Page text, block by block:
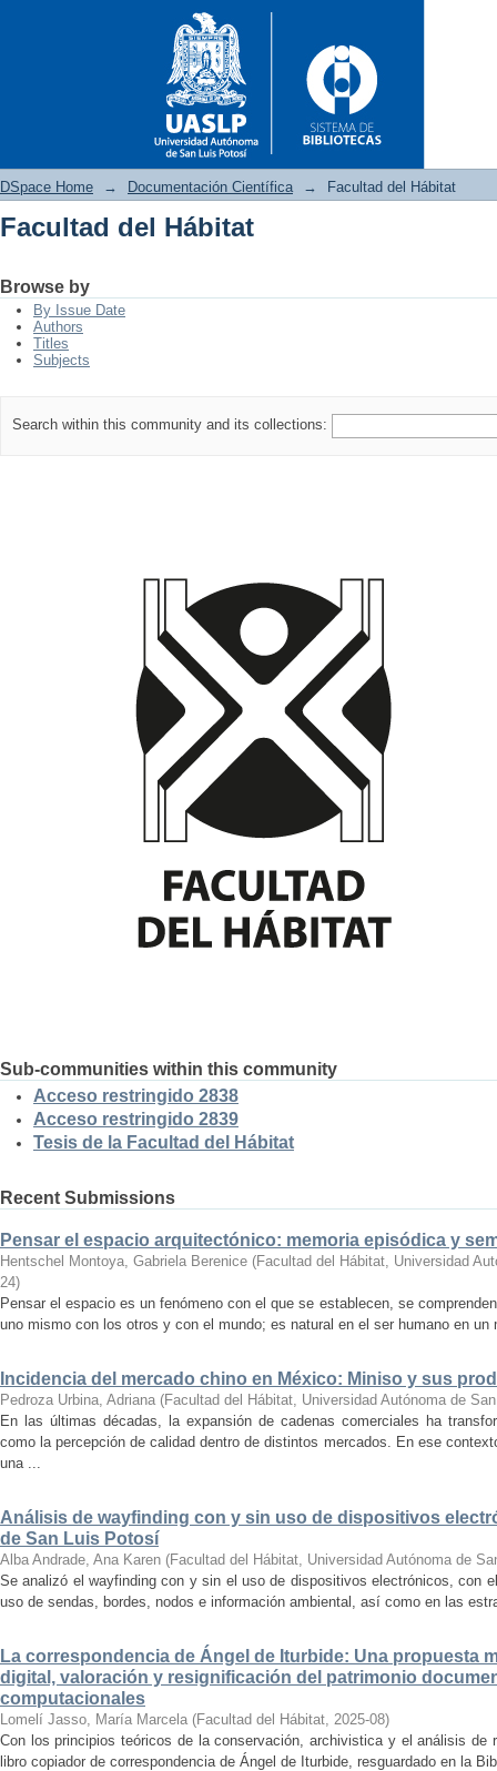
DSpace Home → Documentación Científica → Facultad del Hábitat
Facultad del Hábitat
Browse by
By Issue Date
Authors
Titles
Subjects
Search within this community and its collections:
Sub-communities within this community
Acceso restringido 2838
Acceso restringido 2839
Tesis de la Facultad del Hábitat
Recent Submissions
Pensar el espacio arquitectónico: memoria episódica y
Hentschel Montoya, Gabriela Berenice (Facultad del Hábitat, Universidad
24)
Pensar el espacio es un fenómeno con el que se establecen, se
uno mismo con los otros y con el mundo; es natural en el ser humano en
Incidencia del mercado chino en México: Miniso y sus
Pedroza Urbina, Adriana (Facultad del Hábitat, Universidad Autónoma de
En las últimas décadas, la expansión de cadenas comerciales ha
como la percepción de calidad dentro de distintos mercados. En ese
una ...
Análisis de wayfinding con y sin uso de dispositivos
de San Luis Potosí
Alba Andrade, Ana Karen (Facultad del Hábitat, Universidad Autónoma de
Se analizó el wayfinding con y sin el uso de dispositivos electrónicos, con
uso de sendas, bordes, nodos e información ambiental, así como en las
La correspondencia de Ángel de Iturbide: Una propuesta
digital, valoración y resignificación del patrimonio
computacionales
Lomelí Jasso, María Marcela (Facultad del Hábitat, 2025-08)
Con los principios teóricos de la conservación, archivistica y el análisis de
libro copiador de correspondencia de Ángel de Iturbide, resguardado en la